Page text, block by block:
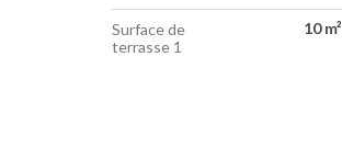
Surface de
terrasse 1
10 m²